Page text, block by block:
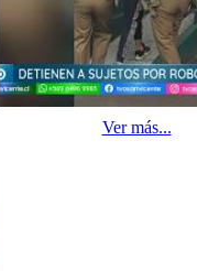
Ver más...